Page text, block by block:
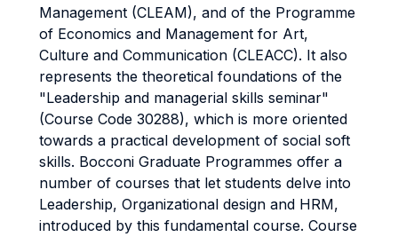
Management (CLEAM), and of the Programme
of Economics and Management for Art,
Culture and Communication (CLEACC). It also
represents the theoretical foundations of the
"Leadership and managerial skills seminar"
(Course Code 30288), which is more oriented
towards a practical development of social soft
skills. Bocconi Graduate Programmes offer a
number of courses that let students delve into
Leadership, Organizational design and HRM,
introduced by this fundamental course. Course